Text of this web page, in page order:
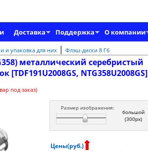
Доставка Поддержка О компании
и упаковка для них| Флэш-диски 8 Гб
металлический серебристый
NTG358U2008GS]
под заказ)
Размер изображения:
большой
(300px)
Цены(руб.)